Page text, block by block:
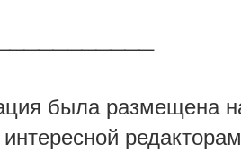
была размещена